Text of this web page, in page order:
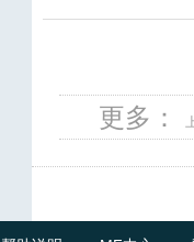
更多：